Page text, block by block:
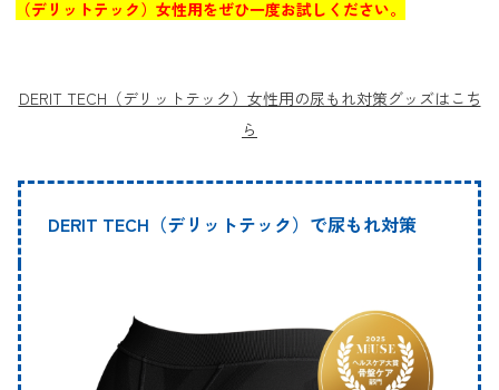
（デリットテック）女性用をぜひ一度お試しください。
DERIT TECH（デリットテック）女性用の尿もれ対策グッズはこち
ら
DERIT TECH（デリットテック）で尿もれ対策